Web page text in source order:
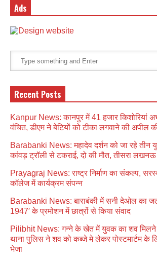
Ads
Recent Posts
Kanpur News: कानपुर में 41 हजार किशोरियां
वंचित, डीएम ने बेटियों को टीका लगवाने की अपील
Barabanki News: महादेव दर्शन को जा रहे तीन
कांवड़ ट्रॉली से टकराई, दो की मौत, तीसरा लखनऊ
Prayagraj News: राष्ट्र निर्माण का संकल्प,
कॉलेज में कार्यक्रम संपन्न
Barabanki News: बाराबंकी में सनी देओल का
1947′ के प्रमोशन में छात्रों से किया संवाद
Pilibhit News: गन्ने के खेत में युवक का शव मिलने
थाना पुलिस ने शव को कब्जे मे लेकर पोस्टमार्टम के
भेजा